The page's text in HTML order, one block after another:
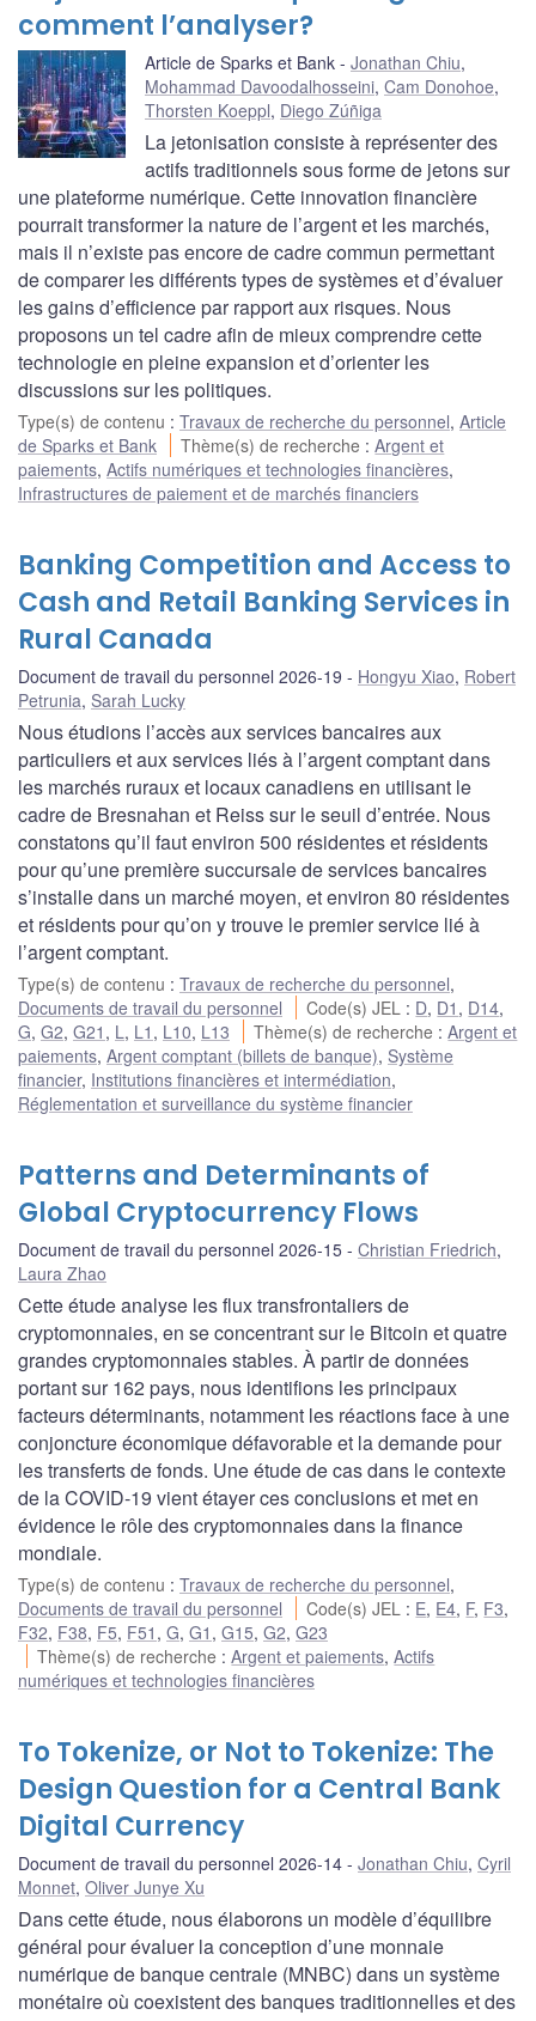
comment l’analyser?
Article de Sparks et Bank Jonathan Chiu,
Mohammad Davoodalhosseini, Cam Donohoe,
Thorsten Koeppl, Diego Zúñiga
La jetonisation consiste à représenter des
actifs traditionnels sous forme de jetons sur
une plateforme numérique. Cette innovation financière
pourrait transformer la nature de l’argent et les marchés,
mais il n’existe pas encore de cadre commun permettant
de comparer les différents types de systèmes et d’évaluer
les gains d’efficience par rapport aux risques. Nous
proposons un tel cadre afin de mieux comprendre cette
technologie en pleine expansion et d’orienter les
discussions sur les politiques.
Type(s) de contenu : Travaux de recherche du personnel, Article
de Sparks et Bank
Thème(s) de recherche :Argent et
paiements, Actifs numériques et technologies financières,
Infrastructures de paiement et de marchés financiers
Banking Competition and Access to
Cash and Retail Banking Services in
Rural Canada
Document de travail du personnel 2026-19 Hongyu Xiao, Robert
Petrunia, Sarah Lucky
Nous étudions l’accès aux services bancaires aux
particuliers et aux services liés à l’argent comptant dans
les marchés ruraux et locaux canadiens en utilisant le
cadre de Bresnahan et Reiss sur le seuil d’entrée. Nous
constatons qu’il faut environ 500 résidentes et résidents
pour qu’une première succursale de services bancaires
s’installe dans un marché moyen, et environ 80 résidentes
et résidents pour qu’on y trouve le premier service lié à
l’argent comptant.
Type(s) de contenu : Travaux de recherche du personnel,
Documents de travail du personnel
Code(s) JEL : D, D1 , D14,
G, G2, G21 , L, L1 , L10, L13 Thème(s) de recherche :Argent et
paiements, Argent comptant (billets de banque), Système
financier, Institutions financières et intermédiation,
Réglementation et surveillance du système financier
Patterns and Determinants of
Global Cryptocurrency Flows
Document de travail du personnel 2026-15 Christian Friedrich,
Laura Zhao
Cette étude analyse les flux transfrontaliers de
cryptomonnaies, en se concentrant sur le Bitcoin et quatre
grandes cryptomonnaies stables. À partir de données
portant sur 162 pays, nous identifions les principaux
facteurs déterminants, notamment les réactions face à une
conjoncture économique défavorable et la demande pour
les transferts de fonds. Une étude de cas dans le contexte
de la COVID‑19 vient étayer ces conclusions et met en
évidence le rôle des cryptomonnaies dans la finance
mondiale.
Type(s) de contenu : Travaux de recherche du personnel,
Documents de travail du personnel
Code(s) JEL : E, E4, F, F3,
F32, F38, F5, F51 , G, G1 , G15, G2, G23
Thème(s) de recherche :Argent et paiements,Actifs
numériques et technologies financières
To Tokenize, or Not to Tokenize: The
Design Question for a Central Bank
Digital Currency
Document de travail du personnel 2026-14 Jonathan Chiu, Cyril
Monnet, Oliver Junye Xu
Dans cette étude, nous élaborons un modèle d’équilibre
général pour évaluer la conception d’une monnaie
numérique de banque centrale (MNBC) dans un système
monétaire où coexistent des banques traditionnelles et des